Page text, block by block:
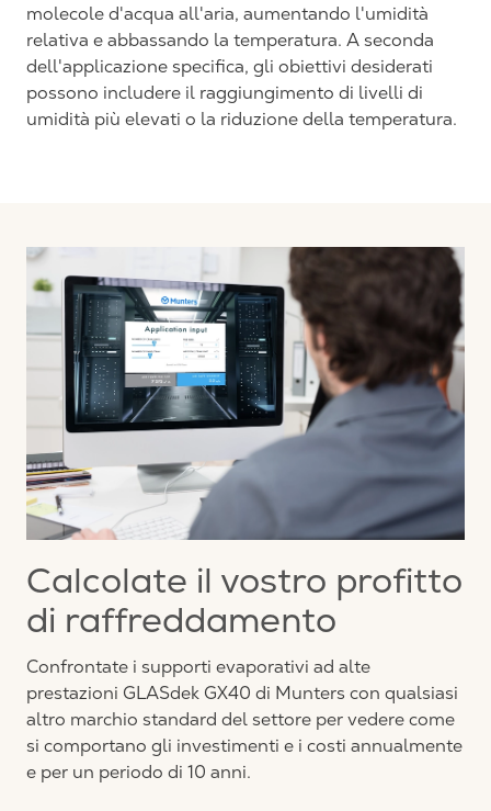
molecole d'acqua all'aria, aumentando l'umidità
relativa e abbassando la temperatura. A seconda
dell'applicazione specifica, gli obiettivi desiderati
possono includere il raggiungimento di livelli di
umidità più elevati o la riduzione della temperatura.
Calcolate il vostro profitto
di raffreddamento
Confrontate i supporti evaporativi ad alte
prestazioni GLASdek GX40 di Munters con qualsiasi
altro marchio standard del settore per vedere come
si comportano gli investimenti e i costi annualmente
e per un periodo di 10 anni.